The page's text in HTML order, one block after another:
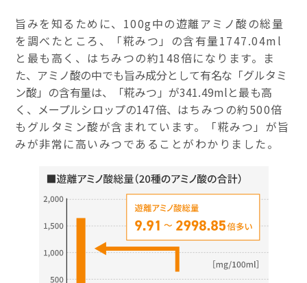
旨みを知るために、100g中の遊離アミノ酸の総量
を調べたところ、「糀みつ」の含有量1747.04ml
と最も高く、はちみつの約148倍になります。 ま
た、アミノ酸の中でも旨み成分として有名な「グルタミ
ン酸」の含有量は、
「糀みつ」が341.49mlと最も高
く、メープルシロップの147倍、 はちみつの約500倍
もグルタミン酸が含まれています。
「糀みつ」が旨
みが非常に高いみつであることがわかりました。